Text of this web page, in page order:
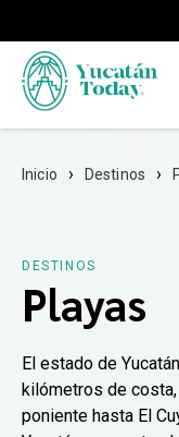
Inicio Destinos
DESTINOS
Playas
El estado de
kilómetros de
poniente hasta El